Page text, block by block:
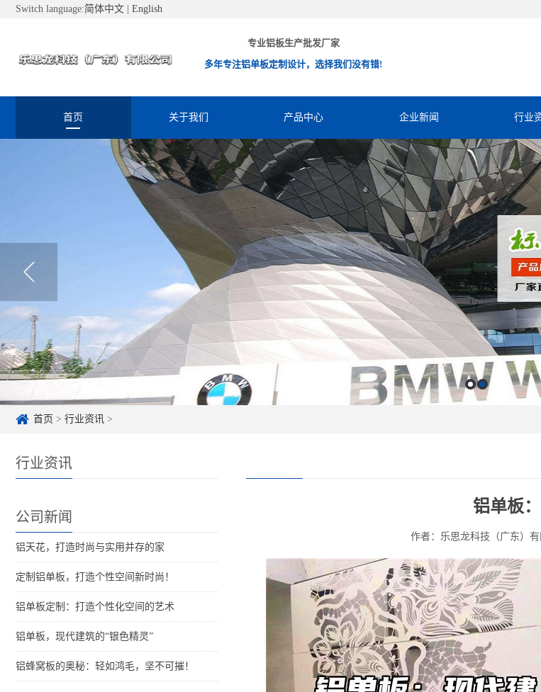
Switch language:简体中文 English
专业铝板生产批发厂家
多年专注铝单板定制设计，选择我们没有错!
首页 关于我们 产品中心 企业新闻 行业
首页 > 行业资讯 >
行业资讯
公司新闻
铝天花，打造时尚与实用并存的家
定制铝单板，打造个性空间新时尚！
铝单板定制：打造个性化空间的艺术
铝单板，现代建筑的“银色精灵”
铝蜂窝板的奥秘：轻如鸿毛，坚不可摧！
铝单板
作者：乐思龙科技（广东）有